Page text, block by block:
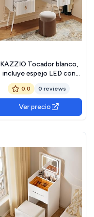
KAZZIO Tocador blanco,
incluye espejo LED con
brillo ajustable, accesorios
dorados y múltiples
espacios de
almacenamiento (4
cajones, escritorio
0.0 0 reviews
Ver precio